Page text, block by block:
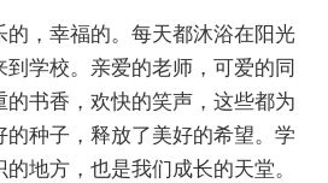
的，幸福的。每天都沐浴在阳光
学校。亲爱的老师，可爱的同
书香，欢快的笑声，这些都为
种子，释放了美好的希望。学
地方，也是我们成长的天堂。